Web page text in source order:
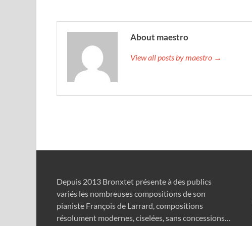
About maestro
View all posts by maestro →
Depuis 2013 Bronxtet présente à des publics
variés les nombreuses compositions de son
pianiste François de Larrard, compositions
résolument modernes, ciselées, sans concessions…